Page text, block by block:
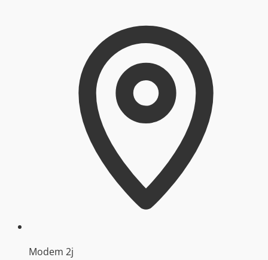
Modem 2j